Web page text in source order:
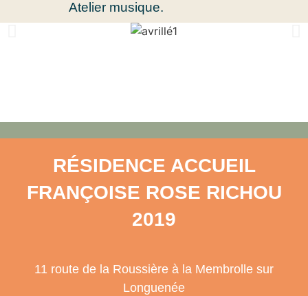
Atelier musique.
RÉSIDENCE ACCUEIL
FRANÇOISE ROSE RICHOU
2019
11 route de la Roussière à la Membrolle sur
Longuenée